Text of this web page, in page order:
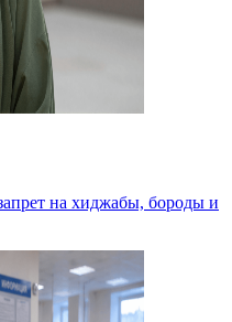
на хиджабы, бороды и